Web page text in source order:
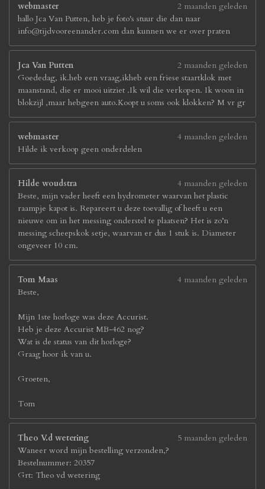
webmaster
2 maanden geleden
hallo Jca Van Putten, heb je foto's stuur die dan naar
info@tijdvooreenander.com dan kunnen we er over praten
Jca Van Putten
2 maanden geleden
Goededag, ik.heb een vraag,ikheb een friese staartklok met
maanstand, die er mooi uitziet .Ik wil die verkopen. Ik woon in
blokzijl ,maar hebgeen auto.Koopt u soms ook klokken? M vr gr
webmaster
4 maanden geleden
Hilde ik verkoop geen onderdelen
Hilde woudstra
4 maanden geleden
Beste, mijn vader heeft een hydrometer waarvan het plastic
raampje kapot is. Repareert u deze toevallig of heeft u een
nieuwe om in het messing onderstel te plaatsen? Het is zo’n
messing scheepskok setje, waarvan er dus 1 stuk is. Diameter
ongeveer 10 cm.
Tom Maas
4 maanden geleden
Beste,
Mijn 1ste horloge was deze Accurist.
Heb je deze Accurist MB-462 nog?
Wat is de status van dit horloge?
Graag hoor ik van u.
Groeten,
Tom
Theo V.d wetering
5 maanden geleden
Waneer word mijn bestelling verzonden,?
Bestelnummer: 20357
Grt: Theo vd wetering